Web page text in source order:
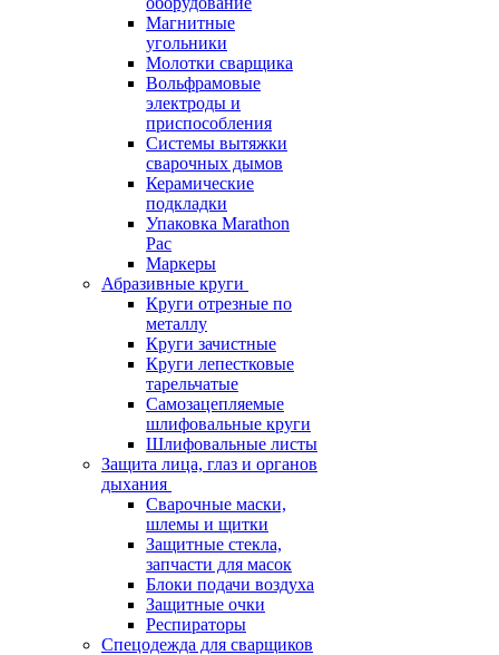
Магнитные
угольники
Молотки сварщика
Вольфрамовые
электроды и
приспособления
Системы вытяжки
сварочных дымов
Керамические
подкладки
Упаковка Marathon
Pac
Маркеры
Абразивные круги
Круги отрезные по
металлу
Круги зачистные
Круги лепестковые
тарельчатые
Самозацепляемые
шлифовальные круги
Шлифовальные листы
Защита лица, глаз и органов
дыхания
Сварочные маски,
шлемы и щитки
Защитные стекла,
запчасти для масок
Блоки подачи воздуха
Защитные очки
Респираторы
Спецодежда для сварщиков